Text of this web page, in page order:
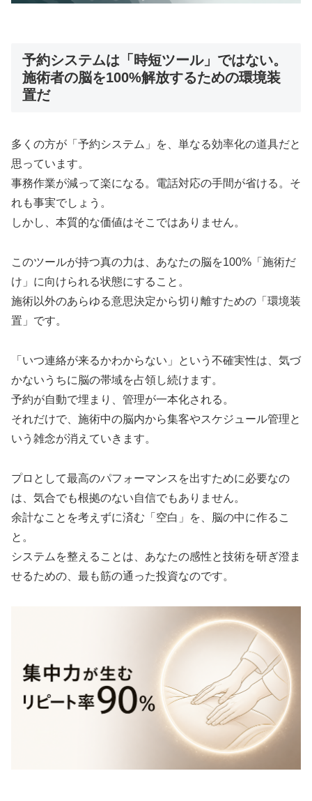
予約システムは「時短ツール」ではない。
施術者の脳を100%解放するための環境装
置だ
多くの方が「予約システム」を、単なる効率化の道具だと
思っています。
事務作業が減って楽になる。電話対応の手間が省ける。そ
れも事実でしょう。
しかし、本質的な価値はそこではありません。
このツールが持つ真の力は、あなたの脳を100%「施術だ
け」に向けられる状態にすること。
施術以外のあらゆる意思決定から切り離すための「環境装
置」です。
「いつ連絡が来るかわからない」という不確実性は、気づ
かないうちに脳の帯域を占領し続けます。
予約が自動で埋まり、管理が一本化される。
それだけで、施術中の脳内から集客やスケジュール管理と
いう雑念が消えていきます。
プロとして最高のパフォーマンスを出すために必要なの
は、気合でも根拠のない自信でもありません。
余計なことを考えずに済む「空白」を、脳の中に作るこ
と。
システムを整えることは、あなたの感性と技術を研ぎ澄ま
せるための、最も筋の通った投資なのです。